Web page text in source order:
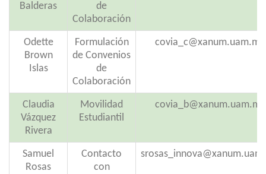
Balderas
de
Colaboración
Odette
Brown
Islas
Formulación
de Convenios
de
Colaboración
covia_c@xanum.uam.mx
Claudia
Vázquez
Rivera
Movilidad
Estudiantil
covia_b@xanum.uam.mx
Samuel
Rosas
Contacto
con